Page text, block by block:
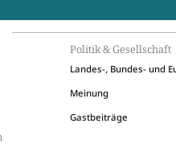
Politik & Gesellschaft
Landes-, Bundes- und
Meinung
Gastbeiträge